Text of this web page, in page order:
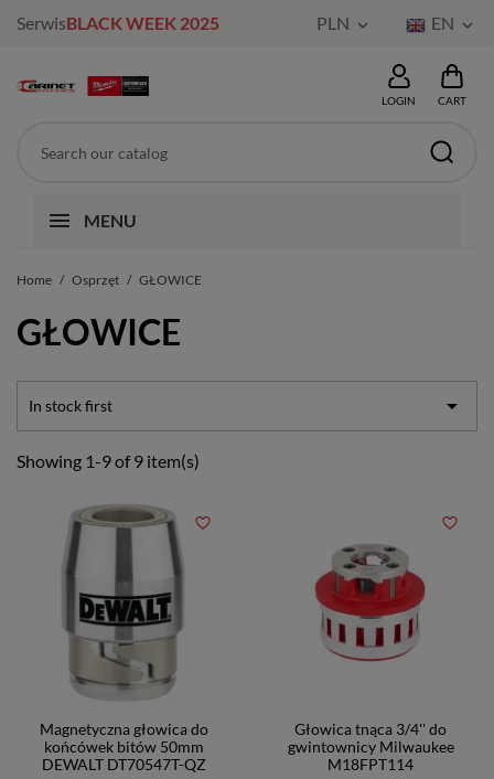
SerwisBLACK WEEK 2025 PLN  EN 
LOGIN CART
MENU
Home Osprzęt GŁOWICE
GŁOWICE
In stock first 
Showing 1-9 of 9 item(s)
Magnetyczna głowica do
końcówek bitów 50mm
DEWALT DT70547T-QZ
favorite_border
Głowica tnąca 3/4'' do
gwintownicy Milwaukee
M18FPT114
favorite_border